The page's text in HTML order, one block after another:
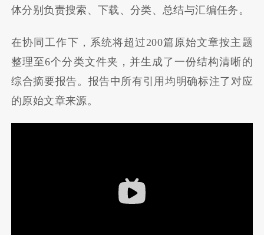
体分别负责搜索、下载、分类、总结与汇编任务。
在协同工作下，系统将超过200篇原始文章按主题
整理至6个分类文件夹，并生成了一份结构清晰的
综合摘要报告。报告中所有引用均明确标注了对应
的原始文章来源。